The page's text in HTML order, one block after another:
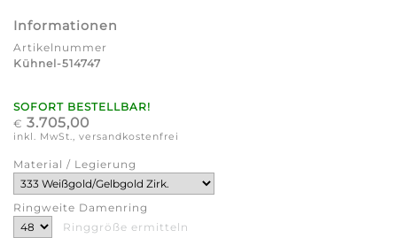
Informationen
Artikelnummer
Kühnel-514747
SOFORT BESTELLBAR!
€ 3.705,00
inkl. MwSt., versandkostenfrei
Material / Legierung
Ringweite Damenring
Ringgröße ermitteln